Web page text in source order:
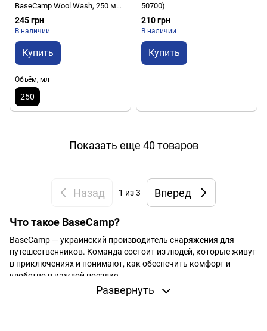
BaseCamp Wool Wash, 250 мл
(BCP 40301)
245 грн
В наличии
Купить
Объём, мл
250
50700)
210 грн
В наличии
Купить
Показать еще 40 товаров
Назад 1 из 3 Вперед
Что такое BaseCamp?
BaseCamp — украинский производитель снаряжения для
путешественников. Команда состоит из людей, которые живут
в приключениях и понимают, как обеспечить комфорт и
удобство в каждой поездке.
BaseCamp — это не только товары, но и сообщество. Здесь
Развернуть